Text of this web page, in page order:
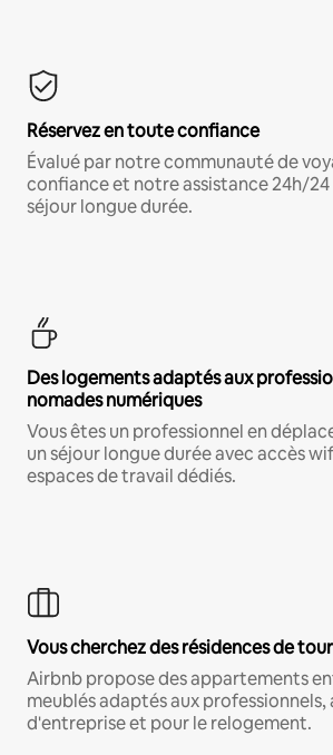
Réservez en toute confiance
Évalué par notre communauté de
confiance et notre assistance 24h/
séjour longue durée.
Des logements adaptés aux
nomades numériques
Vous êtes un professionnel en
un séjour longue durée avec accès
espaces de travail dédiés.
Vous cherchez des résidences de
Airbnb propose des appartements
meublés adaptés aux
d'entreprise et pour le relogement.